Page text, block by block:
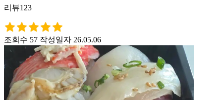
리뷰123
조회수 57 작성일자 26.05.06